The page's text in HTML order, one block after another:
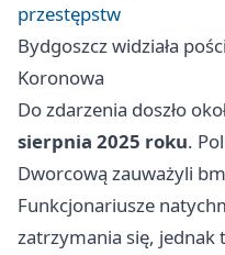
przestępstw
Bydgoszcz widziała
Koronowa
Do zdarzenia doszło
sierpnia 2025 roku.
Dworcową zauważyli
Funkcjonariusze
zatrzymania się, jednak